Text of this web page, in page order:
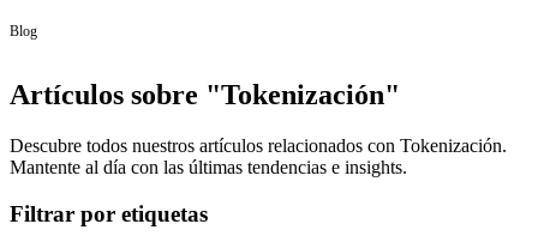
Blog
Artículos sobre "Tokenización"
Descubre todos nuestros artículos relacionados con Tokenización.
Mantente al día con las últimas tendencias e insights.
Filtrar por etiquetas